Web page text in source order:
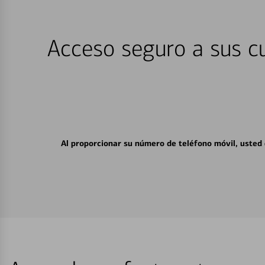
Acceso seguro a sus
Al proporcionar su número de teléfono móvil,